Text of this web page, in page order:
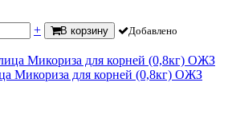
+ В корзину Добавлено
Микориза для корней (0,8кг) ОЖЗ